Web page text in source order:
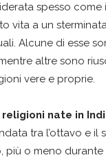
spesso come
vita a un
Alcune di esse
altre sono
vere e proprie.
religioni nate in
tra l’ottavo e il
più o meno